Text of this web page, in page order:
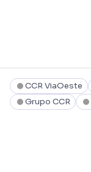
CCR ViaOeste
Grupo CCR